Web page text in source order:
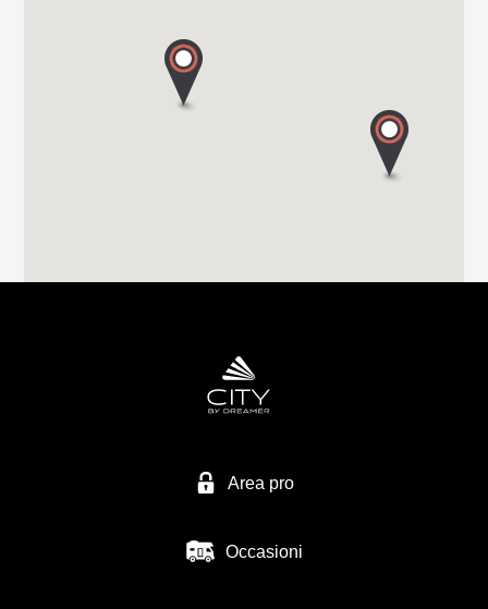
22063 CANTU (Co)
Tel. 0039 031 713636
ZANINI CAMPER SRL
Area pro
Occasioni